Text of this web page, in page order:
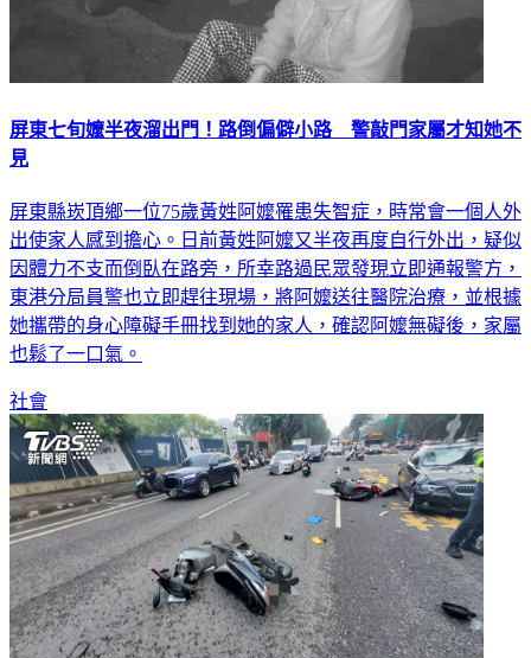
屏東七旬嬤半夜溜出門！路倒偏僻小路 警敲門家屬才知她不
見
屏東縣崁頂鄉一位75歲黃姓阿嬤罹患失智症，時常會一個人外
出使家人感到擔心。日前黃姓阿嬤又半夜再度自行外出，疑似
因體力不支而倒臥在路旁，所幸路過民眾發現立即通報警方，
東港分局員警也立即趕往現場，將阿嬤送往醫院治療，並根據
她攜帶的身心障礙手冊找到她的家人，確認阿嬤無礙後，家屬
也鬆了一口氣。
社會